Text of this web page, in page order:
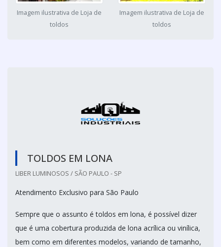
Imagem ilustrativa de Loja de
toldos
Imagem ilustrativa de Loja de
toldos
TOLDOS EM LONA
LIBER LUMINOSOS / SÃO PAULO - SP
Atendimento Exclusivo para São Paulo
Sempre que o assunto é toldos em lona, é possível dizer
que é uma cobertura produzida de lona acrílica ou vinílica,
bem como em diferentes modelos, variando de tamanho,